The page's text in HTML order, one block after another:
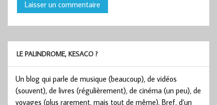
LE PALINDROME, KESACO ?
Un blog qui parle de musique (beaucoup), de vidéos
(souvent), de livres (régulièrement), de cinéma (un peu), de
voyages (plus rarement, mais tout de même). Bref, d’un